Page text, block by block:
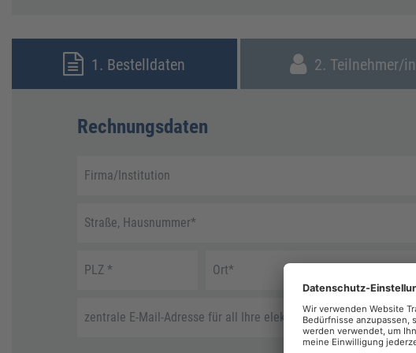
1. Bestelldaten 2. Teilnehmer/in
Rechnungsdaten
Firma/Institution
Straße, Hausnummer*
PLZ * Ort*
zentrale E-Mail-Adresse für all Ihre elektronische Rechnungen